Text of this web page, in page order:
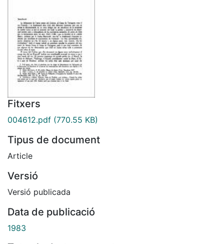
Fitxers
004612.pdf (770.55 KB)
Tipus de document
Article
Versió
Versió publicada
Data de publicació
1983